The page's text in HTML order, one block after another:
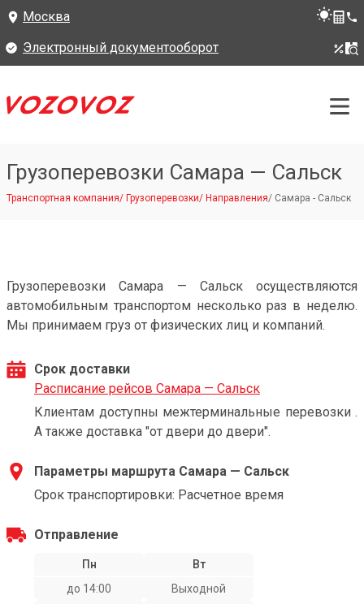
Москва
Электронный документооборот
Грузоперевозки Самара — Сальск
Транспортная компания/ Грузоперевозки/ Направления/ Самара - Сальск
Грузоперевозки Самара — Сальск осуществляются
автомобильным транспортом несколько раз в неделю.
Мы принимаем груз от физических лиц и компаний.
Срок доставки
Расписание рейсов Самара — Сальск
Клиентам доступны межтерминальные перевозки .
А также доставка "от двери до двери".
Параметры маршрута Самара — Сальск
Срок транспортировки: Расчетное время
Отправление
Пн
до 14:00
Вт
Выходной